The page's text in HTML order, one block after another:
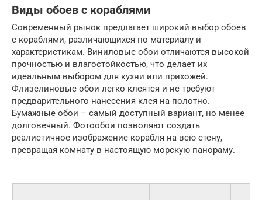
Виды обоев с кораблями
Современный рынок предлагает широкий выбор обоев
с кораблями, различающихся по материалу и
характеристикам. Виниловые обои отличаются высокой
прочностью и влагостойкостью, что делает их
идеальным выбором для кухни или прихожей.
Флизелиновые обои легко клеятся и не требуют
предварительного нанесения клея на полотно.
Бумажные обои – самый доступный вариант, но менее
долговечный. Фотообои позволяют создать
реалистичное изображение корабля на всю стену,
превращая комнату в настоящую морскую панораму.